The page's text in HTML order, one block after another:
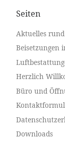
Seiten
Aktuelles
Beisetzungen
Herzlich
Büro und
Downloads